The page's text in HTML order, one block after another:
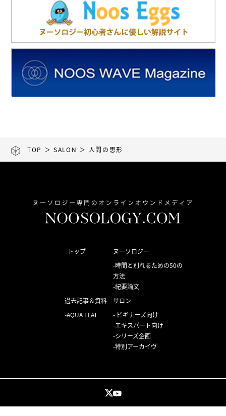
TOP ＞SALON ＞ 人間の思形
トップ
ヌーソロジー
時間と別れるための50の
方法
紀要論文
過去記事＆資料
AQUA FLAT
サロン
ビギナーズ向け
エキスパート向け
シリーズ企画
特別アーカイヴ